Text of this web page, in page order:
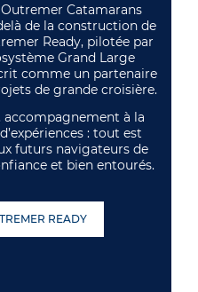
Catamarans
de la construction de
Ready, pilotée par
Grand Large
comme un partenaire
de grande croisière.
à la
: tout est
futurs navigateurs de
et bien entourés.
READY